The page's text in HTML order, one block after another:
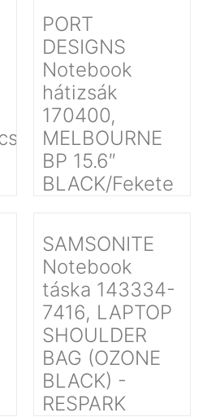
PORT
DESIGNS
Notebook
hátizsák
170400,
MELBOURNE
BP 15.6″
BLACK/Fekete
SAMSONITE
Notebook
táska 143334-
7416, LAPTOP
SHOULDER
BAG (OZONE
BLACK) -
RESPARK